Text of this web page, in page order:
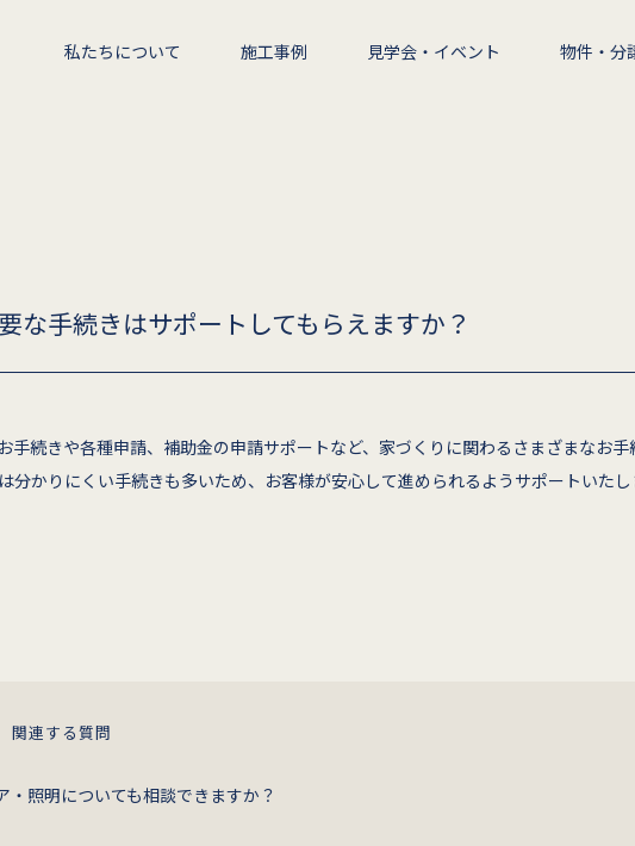
私たちについて 施工事例 見学会・イベント 物件・分
な手続きはサポートしてもらえますか？
手続きや各種申請、補助金の申請サポートなど、家づくりに関わるさまざまなお手
分かりにくい手続きも多いため、お客様が安心して進められるようサポートいた
関連する質問
・照明についても相談できますか？